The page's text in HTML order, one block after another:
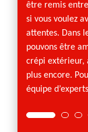
être remis
si vous voulez
attentes. Dans
pouvons être
crépi extérieur,
plus encore.
équipe